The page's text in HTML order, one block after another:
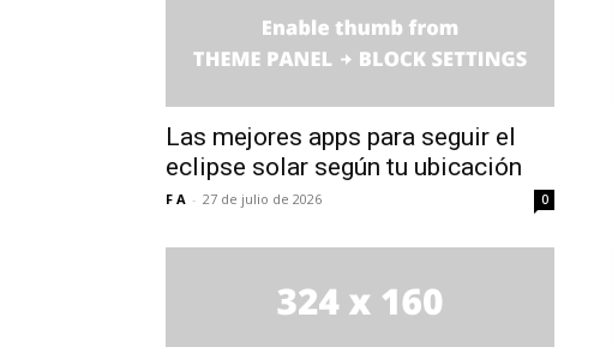
Las mejores apps para seguir el
eclipse solar según tu ubicación
F A - 27 de julio de 2026 0